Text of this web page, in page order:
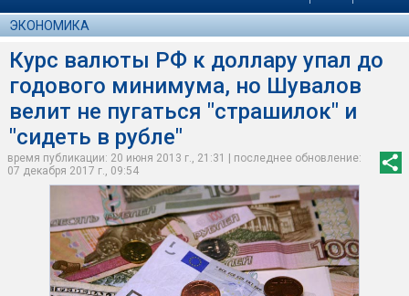
ЭКОНОМИКА
Курс валюты РФ к доллару упал до
годового минимума, но Шувалов
велит не пугаться "страшилок" и
"сидеть в рубле"
время публикации: 20 июня 2013 г., 21:31 | последнее обновление:
07 декабря 2017 г., 09:54